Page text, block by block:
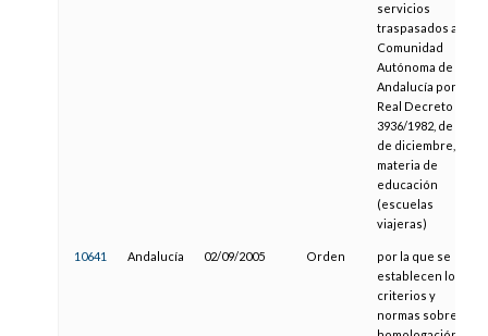
servicios
traspasados a la
Comunidad
Autónoma de
Andalucía por el
Real Decreto
3936/1982, de 29
de diciembre, en
materia de
educación
(escuelas
viajeras)
10641 Andalucía 02/09/2005 Orden
por la que se
establecen los
criterios y
normas sobre